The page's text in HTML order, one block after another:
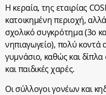
Η κεραία, της εταιρίας
κατοικημένη περιοχή,
σχολικό συγκρότημα (3ο
νηπιαγωγείο), πολύ κοντά
γυμνάσιο, καθώς και
και παιδικές χαρές.
Οι σύλλογοι γονέων και